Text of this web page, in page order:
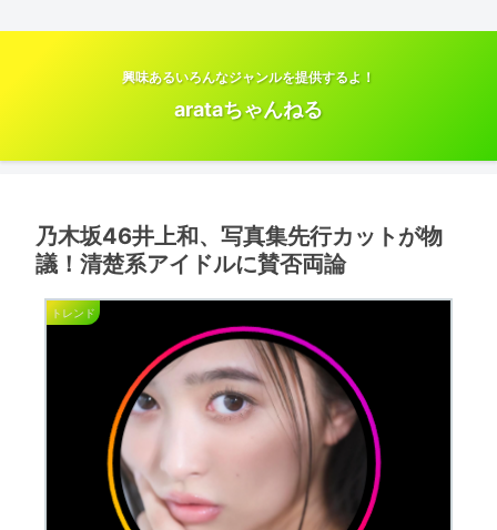
興味あるいろんなジャンルを提供するよ！
arataちゃんねる
乃木坂46井上和、写真集先行カットが物
議！清楚系アイドルに賛否両論
トレンド